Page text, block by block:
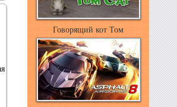
Говорящий кот Том